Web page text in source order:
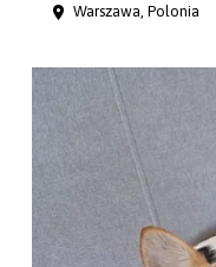
Warszawa, Polonia